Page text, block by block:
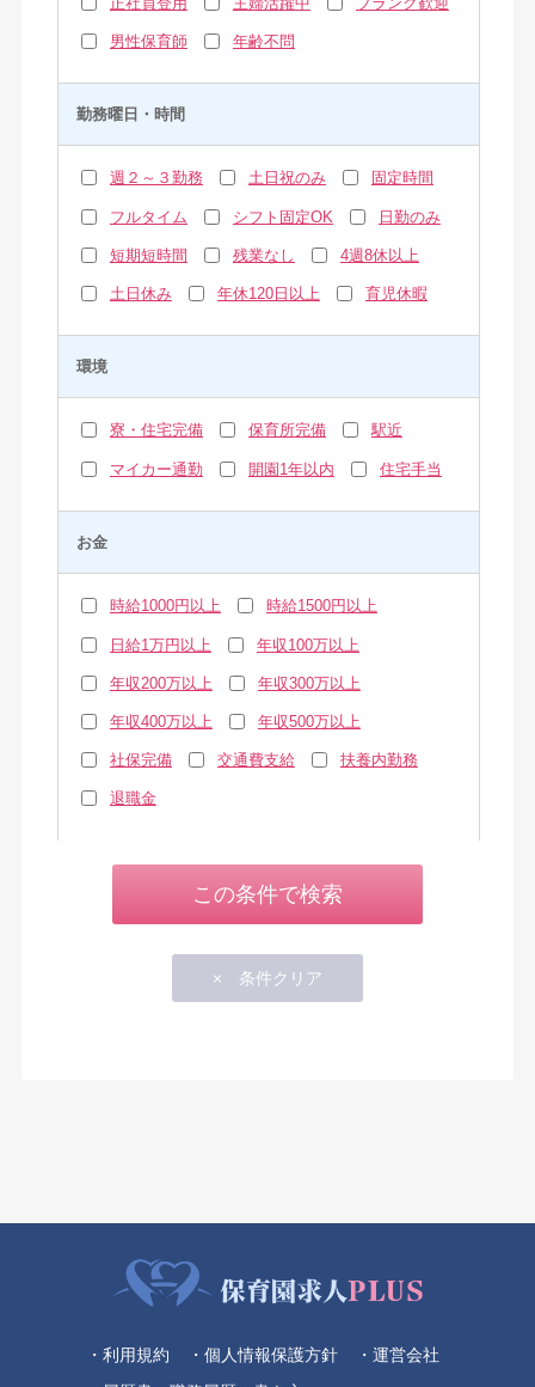
男性保育師 年齢不問
勤務曜日・時間
週２～３勤務 土日祝のみ 固定時間
フルタイム シフト固定OK 日勤のみ
短期短時間 残業なし 4週8休以上
土日休み 年休120日以上 育児休暇
環境
寮・住宅完備 保育所完備 駅近
マイカー通勤 開園1年以内 住宅手当
お金
時給1000円以上 時給1500円以上
日給1万円以上 年収100万以上
年収200万以上 年収300万以上
年収400万以上 年収500万以上
社保完備 交通費支給 扶養内勤務
退職金
・利用規約 ・個人情報保護方針
・運営会社